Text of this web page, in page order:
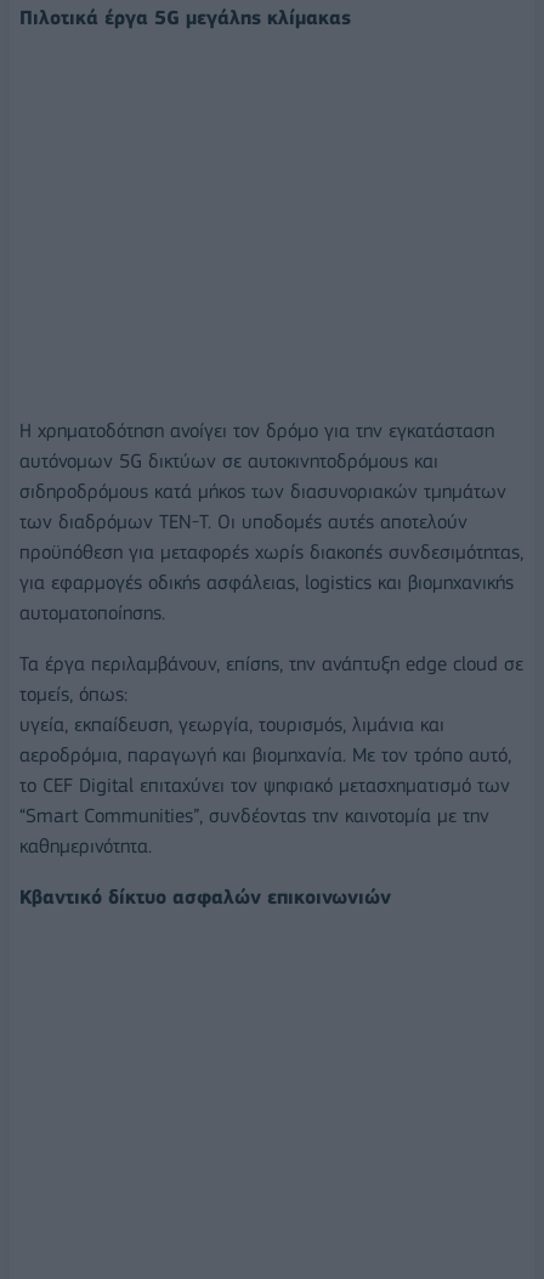
Πιλοτικά έργα 5G μεγάλης κλίμακας
Η χρηματοδότηση ανοίγει τον δρόμο για την εγκατάσταση
αυτόνομων 5G δικτύων σε αυτοκινητοδρόμους και
σιδηροδρόμους κατά μήκος των διασυνοριακών τμημάτων
των διαδρόμων TEN-T. Οι υποδομές αυτές αποτελούν
προϋπόθεση για μεταφορές χωρίς διακοπές συνδεσιμότητας,
για εφαρμογές οδικής ασφάλειας, logistics και βιομηχανικής
αυτοματοποίησης.
Τα έργα περιλαμβάνουν, επίσης, την ανάπτυξη edge cloud σε
τομείς, όπως:
υγεία, εκπαίδευση, γεωργία, τουρισμός, λιμάνια και
αεροδρόμια, παραγωγή και βιομηχανία. Με τον τρόπο αυτό,
το CEF Digital επιταχύνει τον ψηφιακό μετασχηματισμό των
“Smart Communities”, συνδέοντας την καινοτομία με την
καθημερινότητα.
Κβαντικό δίκτυο ασφαλών επικοινωνιών